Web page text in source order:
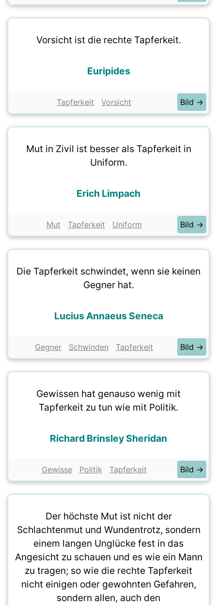
Vorsicht ist die rechte Tapferkeit.
Euripides
Tapferkeit Vorsicht Bild →
Mut in Zivil ist besser als Tapferkeit in
Uniform.
Erich Limpach
Mut Tapferkeit Uniform Bild →
Die Tapferkeit schwindet, wenn sie keinen
Gegner hat.
Lucius Annaeus Seneca
Gegner Schwinden Tapferkeit Bild →
Gewissen hat genauso wenig mit
Tapferkeit zu tun wie mit Politik.
Richard Brinsley Sheridan
Gewisse Politik Tapferkeit Bild →
Der höchste Mut ist nicht der
Schlachtenmut und Wundentrotz, sondern
einem langen Unglücke fest in das
Angesicht zu schauen und es wie ein Mann
zu tragen; so wie die rechte Tapferkeit
nicht einigen oder gewohnten Gefahren,
sondern allen, auch den